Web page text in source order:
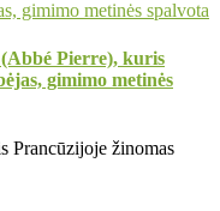
Pierre), kuris
gimimo metinės
Prancūzijoje žinomas